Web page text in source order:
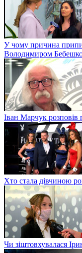
У чому причина
Володимиром
Іван Марчук
Хто стала дівчиною
Чи зіштовхувалася